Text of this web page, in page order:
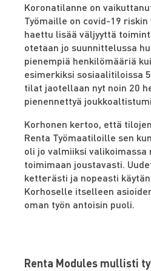
Koronatilanne on
Työmaille on covid-19
haettu lisää väljyyttä
otetaan jo suunnittelussa
pienempiä henkilömääriä
esimerkiksi sosiaalitiloissa
tilat jaotellaan nyt noin 20
pienennettyä
Korhonen kertoo, että
Renta Työmaatiloille sen
oli jo valmiiksi
toimimaan joustavasti.
ketterästi ja nopeasti
Korhoselle itselleen
oman työn antoisin puoli.
Renta Modules mullisti